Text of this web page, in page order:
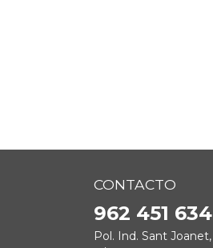
CONTACTO
962 451 634
Pol. Ind. Sant Joanet,